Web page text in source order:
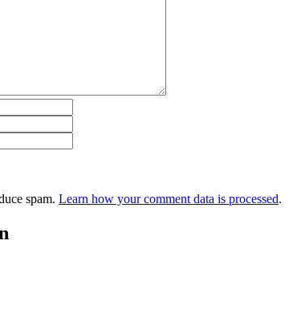
spam. Learn how your comment data is processed.